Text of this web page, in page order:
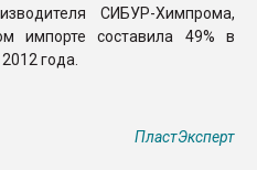
СИБУР-Химпрома,
импорте составила 49% в
года.
ПластЭксперт